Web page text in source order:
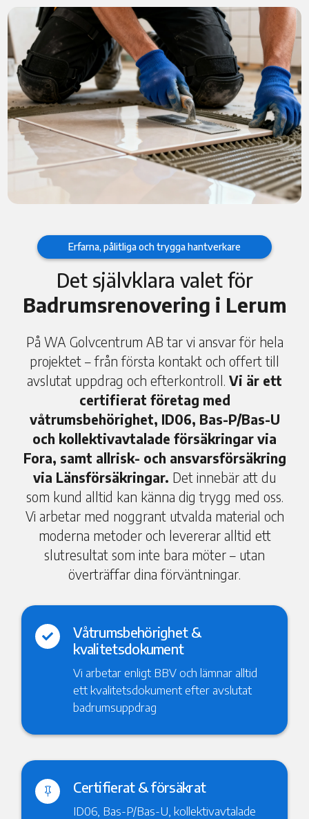
Erfarna, pålitliga och trygga hantverkare
Det självklara valet för
Badrumsrenovering i Lerum
På WA Golvcentrum AB tar vi ansvar för hela
projektet – från första kontakt och offert till
avslutat uppdrag och efterkontroll. Vi är ett
certifierat företag med
våtrumsbehörighet, ID06, Bas-P/Bas-U
och kollektivavtalade försäkringar via
Fora, samt allrisk- och ansvarsförsäkring
via Länsförsäkringar. Det innebär att du
som kund alltid kan känna dig trygg med oss.
Vi arbetar med noggrant utvalda material och
moderna metoder och levererar alltid ett
slutresultat som inte bara möter – utan
överträffar dina förväntningar.

Våtrumsbehörighet &
kvalitetsdokument
Vi arbetar enligt BBV och lämnar alltid
ett kvalitetsdokument efter avslutat
badrumsuppdrag
 Certifierat & försäkrat
ID06, Bas-P/Bas-U, kollektivavtalade